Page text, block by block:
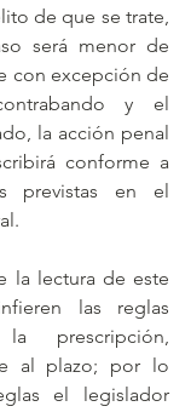
de que se trate,
será menor de
con excepción de
y el
la acción penal
conforme a
previstas en el
la lectura de este
las reglas
prescripción,
al plazo; por lo
el legislador